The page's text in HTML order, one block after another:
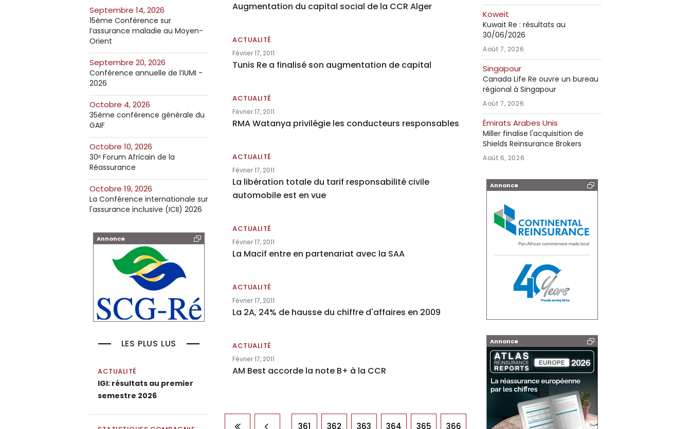
septembre 14, 2026
15ème Conférence sur
l’assurance maladie au Moyen-
Orient
septembre 20, 2026
Conférence annuelle de l’IUMI -
2026
octobre 4, 2026
35ème conférence générale du
GAIF
octobre 10, 2026
30ᵉ Forum Africain de la
Réassurance
octobre 19, 2026
La Conférence internationale sur
l'assurance inclusive (ICII) 2026
Annonce
LES PLUS LUS
ACTUALITÉ
IGI: résultats au premier
semestre 2026
Augmentation du capital social de la CCR Alger
ACTUALITÉ
Février 17, 2011
Tunis Re a finalisé son augmentation de capital
ACTUALITÉ
Février 17, 2011
RMA Watanya privilégie les conducteurs responsables
ACTUALITÉ
Février 17, 2011
La libération totale du tarif responsabilité civile
automobile est en vue
ACTUALITÉ
Février 17, 2011
La Macif entre en partenariat avec la SAA
ACTUALITÉ
Février 17, 2011
La 2A, 24% de hausse du chiffre d'affaires en 2009
ACTUALITÉ
Février 17, 2011
AM Best accorde la note B+ à la CCR
Pagination
… 361 362 363 364 365 366
Koweit
Kuwait Re : résultats au
30/06/2026
Août 7, 2026
Singapour
Canada Life Re ouvre un bureau
régional à Singapour
Août 7, 2026
Émirats Arabes Unis
Miller finalise l'acquisition de
Shields Reinsurance Brokers
Août 6, 2026
Annonce
Annonce